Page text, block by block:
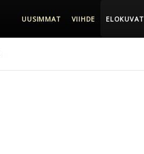
UUSIMMAT VIIHDE ELOKUVAT